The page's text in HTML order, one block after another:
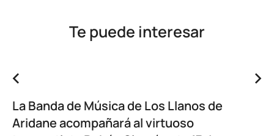
Te puede interesar
La Banda de Música de Los Llanos de
Aridane acompañará al virtuoso